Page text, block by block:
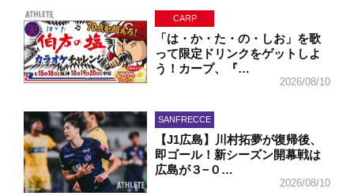
CARP
「は・か・た・の・しお」を歌
って限定ドリンクをゲットしよ
う！カープ、『…
2026/08/10
SANFRECCE
【J1広島】川村拓夢が復帰後、
即ゴール！新シーズン開幕戦は
広島が３−０…
2026/08/10